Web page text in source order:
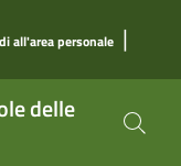
all'area personale |
delle